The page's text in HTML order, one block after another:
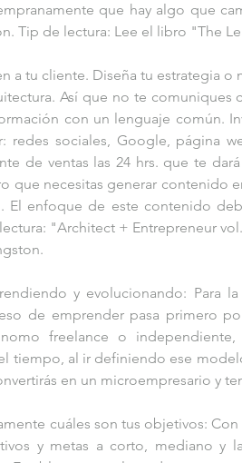
que hay algo que
Tip de lectura: Lee el libro "The
a tu cliente. Diseña tu estrategia
Así que no te
con un lenguaje común.
redes sociales, Google, página
de ventas las 24 hrs. que te
que necesitas generar
El enfoque de este contenido
"Architect + Entrepreneur
y evolucionando: Para
de emprender pasa primero
freelance o
tiempo, al ir definiendo ese
en un microempresario y
cuáles son tus objetivos:
y metas a corto, mediano y